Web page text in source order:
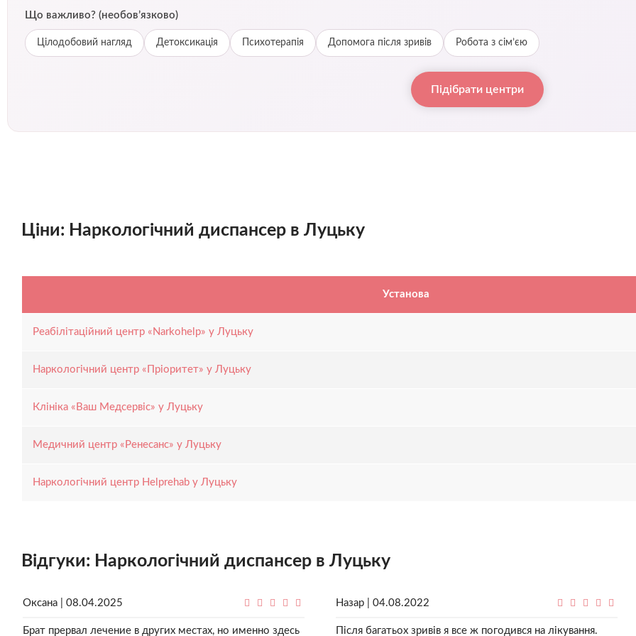
Що важливо? (необов’язково)
Цілодобовий нагляд Детоксикація Психотерапія Допомога після зривів Робота з сім’єю
Підібрати центри
Ціни: Наркологічний диспансер в Луцьку
Установа
Реабілітаційний центр «Narkohelp» у Луцьку
Наркологічний центр «Пріоритет» у Луцьку
Клініка «Ваш Медсервіс» у Луцьку
Медичний центр «Ренесанс» у Луцьку
Наркологічний центр Helprehab у Луцьку
Відгуки: Наркологічний диспансер в Луцьку
Оксана | 08.04.2025
Брат прервал лечение в других местах, но именно здесь
Назар | 04.08.2022
Після багатьох зривів я все ж погодився на лікування.